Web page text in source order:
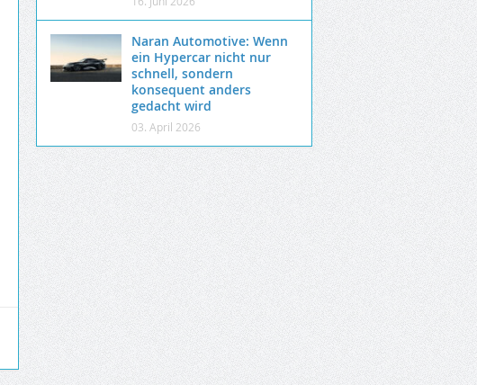
Naran Automotive: Wenn
ein Hypercar nicht nur
schnell, sondern
konsequent anders
gedacht wird
03. April 2026